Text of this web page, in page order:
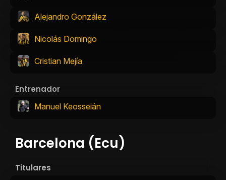
Alejandro González
Nicolás Domingo
Cristian Mejía
Entrenador
Manuel Keosseián
Barcelona (Ecu)
Titulares